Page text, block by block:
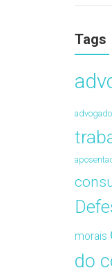
Tags
morais
do